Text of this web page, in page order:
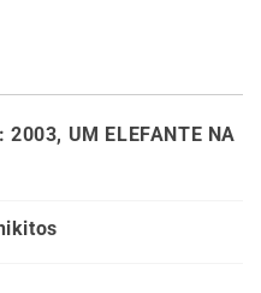
2003, UM ELEFANTE NA